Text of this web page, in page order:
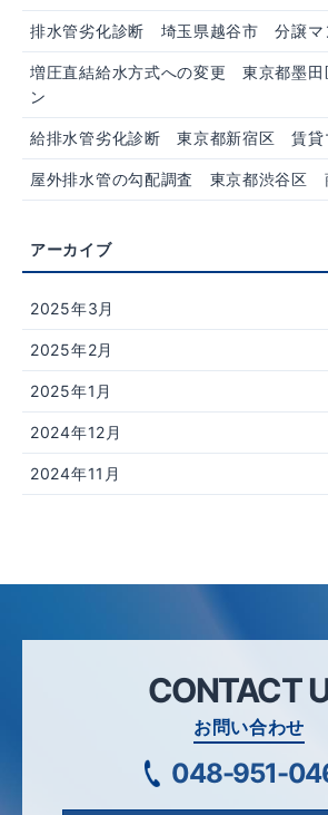
排水管劣化診断 埼玉県越谷市 分譲マ
増圧直結給水方式への変更 東京都墨
ン
給排水管劣化診断 東京都新宿区 賃貸
屋外排水管の勾配調査 東京都渋谷区
2025年3月
2025年2月
2025年1月
2024年12月
2024年11月
CONTACT
お問い合わせ
048-951-